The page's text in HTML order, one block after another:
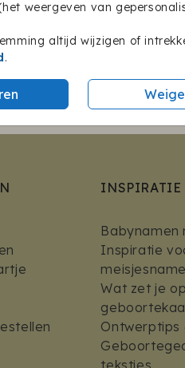
weergeven van
altijd wijzigen of
.
Twijfel je nog?
BESTEL EEN PROEFKAARTJE
INSPIRATIE
Babynamen
Inspiratie
Wat zet je
Ontwerptips
tekstjes